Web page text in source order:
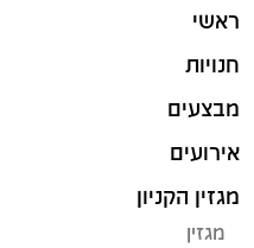
ראשי
חנויות
מבצעים
אירועים
מגזין הקניון
מגזין